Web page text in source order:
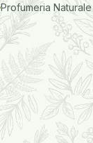
Profumeria Naturale